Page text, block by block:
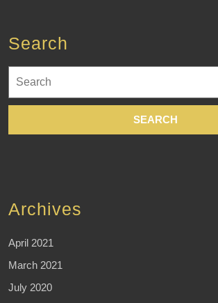
Search
for:
Archives
April 2021
March 2021
July 2020